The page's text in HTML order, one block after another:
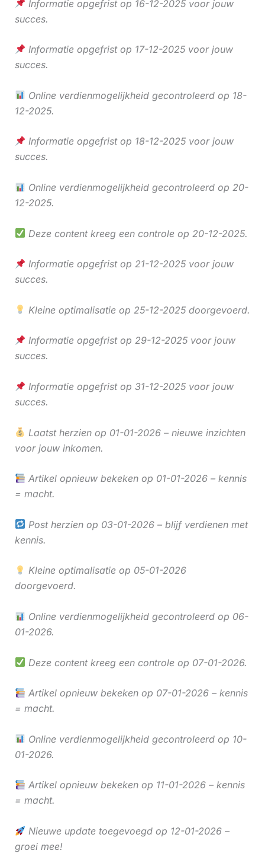
Informatie opgefrist op 16-12-2025 voor jouw
succes.
Informatie opgefrist op 17-12-2025 voor jouw
succes.
Online verdienmogelijkheid gecontroleerd op 18-
12-2025.
Informatie opgefrist op 18-12-2025 voor jouw
succes.
Online verdienmogelijkheid gecontroleerd op 20-
12-2025.
Deze content kreeg een controle op 20-12-2025.
Informatie opgefrist op 21-12-2025 voor jouw
succes.
Kleine optimalisatie op 25-12-2025 doorgevoerd.
Informatie opgefrist op 29-12-2025 voor jouw
succes.
Informatie opgefrist op 31-12-2025 voor jouw
succes.
Laatst herzien op 01-01-2026 – nieuwe inzichten
voor jouw inkomen.
Artikel opnieuw bekeken op 01-01-2026 – kennis
= macht.
Post herzien op 03-01-2026 – blijf verdienen met
kennis.
Kleine optimalisatie op 05-01-2026
doorgevoerd.
Online verdienmogelijkheid gecontroleerd op 06-
01-2026.
Deze content kreeg een controle op 07-01-2026.
Artikel opnieuw bekeken op 07-01-2026 – kennis
= macht.
Online verdienmogelijkheid gecontroleerd op 10-
01-2026.
Artikel opnieuw bekeken op 11-01-2026 – kennis
= macht.
Nieuwe update toegevoegd op 12-01-2026 –
groei mee!